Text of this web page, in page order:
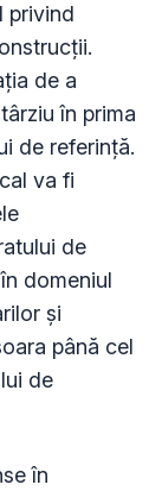
privind
de a
în prima
de referință.
va fi
de
domeniul
și
până cel
de
în